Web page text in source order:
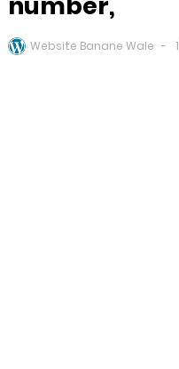
Website Banane Wale